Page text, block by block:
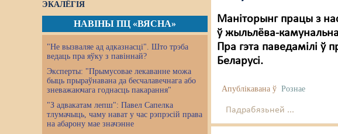
ЭКАЛЁГІЯ
НАВІНЫ ПЦ «ВЯСНА»
"Не вызваляе ад адказнасці". Што трэба
ведаць пра яўку з павіннай?
Эксперты: "Прымусовае лекаванне можа
быць прыраўнавана да бесчалавечнага або
зневажаючага годнасць пакарання"
"З адвакатам лепш": Павел Сапелка
тлумачыць, чаму нават у час рэпрэсій права
на абарону мае значэнне
Маніторынг працы з
ў жыльлёва-
Пра гэта паведамілі ў
Беларусі.
Апублікавана ў Рознае
Падрабязьней ...